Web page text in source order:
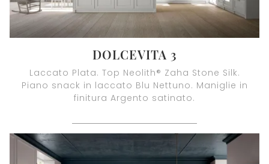
DOLCEVITA 3
Laccato Plata. Top Neolith® Zaha Stone Silk.
Piano snack in laccato Blu Nettuno. Maniglie in
finitura Argento satinato.